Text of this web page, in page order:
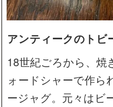
アンティークのトビ
18世紀ごろから、焼
ォードシャーで作ら
ージャグ。元々はビ